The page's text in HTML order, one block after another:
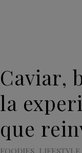
Caviar,
la
que
FOODIES, LIFESTYLE